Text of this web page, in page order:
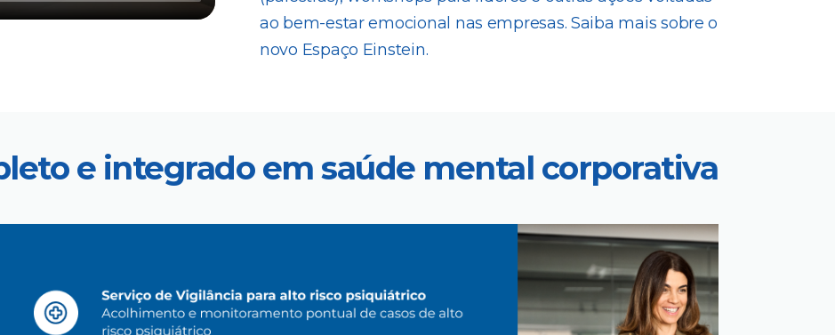
ao bem-estar emocional nas empresas. Saiba mais sobre o
novo Espaço Einstein.
e integrado em saúde mental corporativa